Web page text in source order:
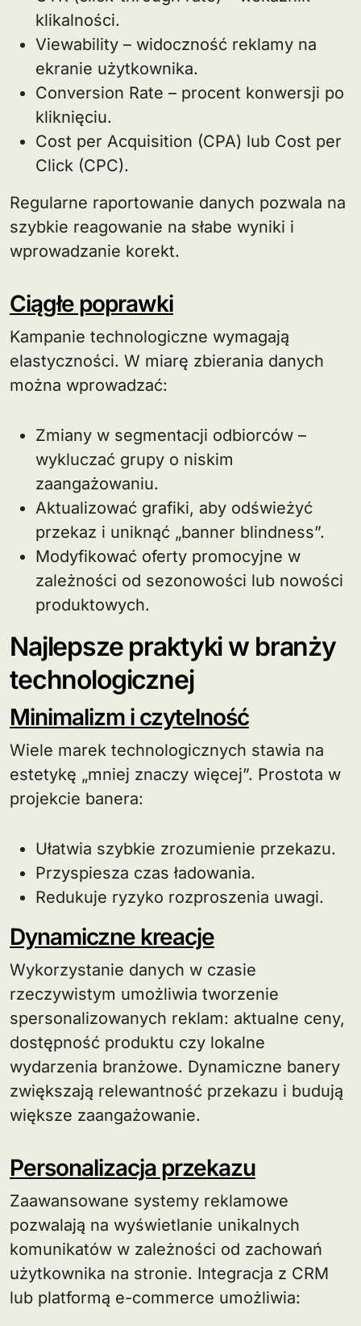
klikalności.
Viewability – widoczność reklamy na
ekranie użytkownika.
Conversion Rate – procent konwersji po
kliknięciu.
Cost per Acquisition (CPA) lub Cost per
Click (CPC).
Regularne raportowanie danych pozwala na
szybkie reagowanie na słabe wyniki i
wprowadzanie korekt.
Ciągłe poprawki
Kampanie technologiczne wymagają
elastyczności. W miarę zbierania danych
można wprowadzać:
Zmiany w segmentacji odbiorców –
wykluczać grupy o niskim
zaangażowaniu.
Aktualizować grafiki, aby odświeżyć
przekaz i uniknąć „banner blindness”.
Modyfikować oferty promocyjne w
zależności od sezonowości lub nowości
produktowych.
Najlepsze praktyki w branży
technologicznej
Minimalizm i czytelność
Wiele marek technologicznych stawia na
estetykę „mniej znaczy więcej”. Prostota w
projekcie banera:
Ułatwia szybkie zrozumienie przekazu.
Przyspiesza czas ładowania.
Redukuje ryzyko rozproszenia uwagi.
Dynamiczne kreacje
Wykorzystanie danych w czasie
rzeczywistym umożliwia tworzenie
spersonalizowanych reklam: aktualne ceny,
dostępność produktu czy lokalne
wydarzenia branżowe. Dynamiczne banery
zwiększają relewantność przekazu i budują
większe zaangażowanie.
Personalizacja przekazu
Zaawansowane systemy reklamowe
pozwalają na wyświetlanie unikalnych
komunikatów w zależności od zachowań
użytkownika na stronie. Integracja z CRM
lub platformą e-commerce umożliwia: